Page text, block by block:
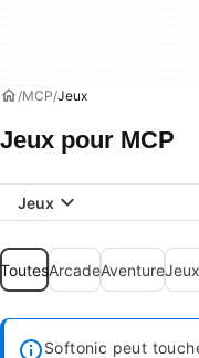
MCP Jeux
Jeux pour MCP
Jeux
ToutesArcadeAventure
Softonic peut